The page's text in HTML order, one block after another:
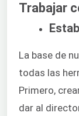
Trabajar
La base de
todas las
Primero,
dar al